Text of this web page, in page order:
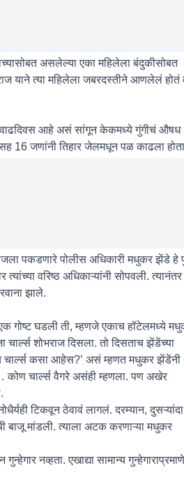
असलेल्या एका महिलेला बंदुकीसोबत
याने त्या महिलेला जबरदस्तीने आणलेलं होतं
वाढदिवस आहे असं सांगून केकमध्ये गुंगीचं औषध
16 जणांनी तिहार जेलमधून पळ काढला
पकडणारे पोलीस अधिकारी मधुकर झेंडे हे
वरिष्ठ अधिकाऱ्यांनी सोपवली.
झाले.
एक गोष्ट घडली ती, म्हणजे एकाच हॉटेलमध्ये
शोभराज दिसला. तो दिसताच झेंडेंच्या
चार्ल्स कसा आहेस?’ असं म्हणत मधुकर झेंडेंनी
कोण चार्ल्स वैगरे असंही म्हणला. पण अखेर
टिकवून ठेवावं लागलं. दरम्यान, दुसऱ्यांदा
बाजू मांडली. त्याला अटक करणाऱ्या मधुकर
नव्हता. एखाद्या सामान्य